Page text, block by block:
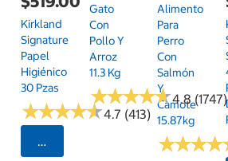
Kirkland
Signature
Papel
Higiénico
30 Pzas
★★★★★
★★★★★4.7 (413)
Seleccionar Código Postal
Gato
Con
Pollo Y
Arroz
11.3 Kg
★★★★★
★★★★★4.8 (1747)
Alimento
Para
Perro
Con
Salmón
Y
Camote
15.87kg
★★★★
★★★★